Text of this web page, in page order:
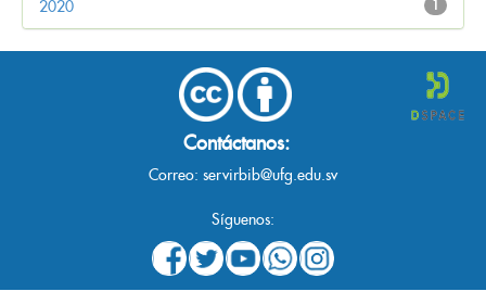
1
2020
Contáctanos:
Correo: servirbib@ufg.edu.sv
Síguenos: